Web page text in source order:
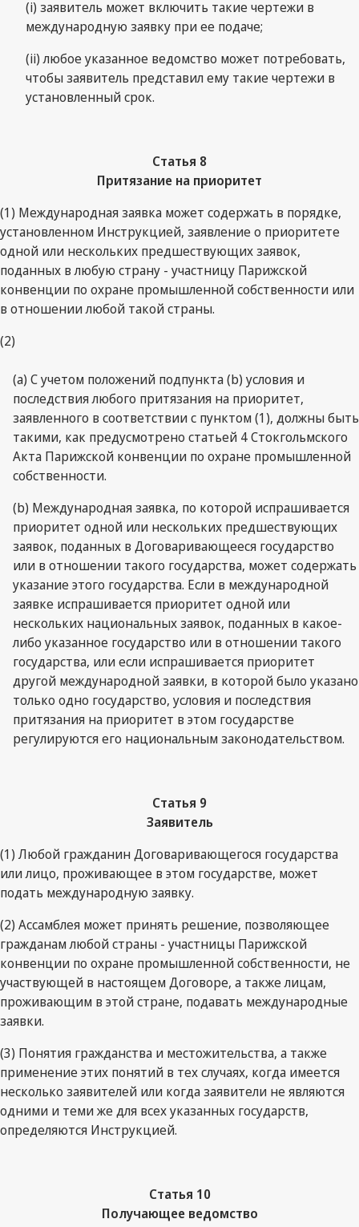
(i) заявитель может включить такие чертежи в
международную заявку при ее подаче;
(ii) любое указанное ведомство может потребовать,
чтобы заявитель представил ему такие чертежи в
установленный срок.
Статья 8
Притязание на приоритет
(1) Международная заявка может содержать в порядке,
установленном Инструкцией, заявление о приоритете
одной или нескольких предшествующих заявок,
поданных в любую страну - участницу Парижской
конвенции по охране промышленной собственности или
в отношении любой такой страны.
(2)
(a) С учетом положений подпункта (b) условия и
последствия любого притязания на приоритет,
заявленного в соответствии с пунктом (1), должны быть
такими, как предусмотрено статьей 4 Стокгольмского
Акта Парижской конвенции по охране промышленной
собственности.
(b) Международная заявка, по которой испрашивается
приоритет одной или нескольких предшествующих
заявок, поданных в Договаривающееся государство
или в отношении такого государства, может содержать
указание этого государства. Если в международной
заявке испрашивается приоритет одной или
нескольких национальных заявок, поданных в какое-
либо указанное государство или в отношении такого
государства, или если испрашивается приоритет
другой международной заявки, в которой было указано
только одно государство, условия и последствия
притязания на приоритет в этом государстве
регулируются его национальным законодательством.
Статья 9
Заявитель
(1) Любой гражданин Договаривающегося государства
или лицо, проживающее в этом государстве, может
подать международную заявку.
(2) Ассамблея может принять решение, позволяющее
гражданам любой страны - участницы Парижской
конвенции по охране промышленной собственности, не
участвующей в настоящем Договоре, а также лицам,
проживающим в этой стране, подавать международные
заявки.
(3) Понятия гражданства и местожительства, а также
применение этих понятий в тех случаях, когда имеется
несколько заявителей или когда заявители не являются
одними и теми же для всех указанных государств,
определяются Инструкцией.
Статья 10
Получающее ведомство